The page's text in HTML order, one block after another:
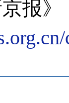
京报